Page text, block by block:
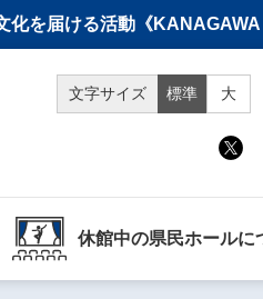
を届ける活動《
文字サイズ 標準 大
休館中の県民ホールに